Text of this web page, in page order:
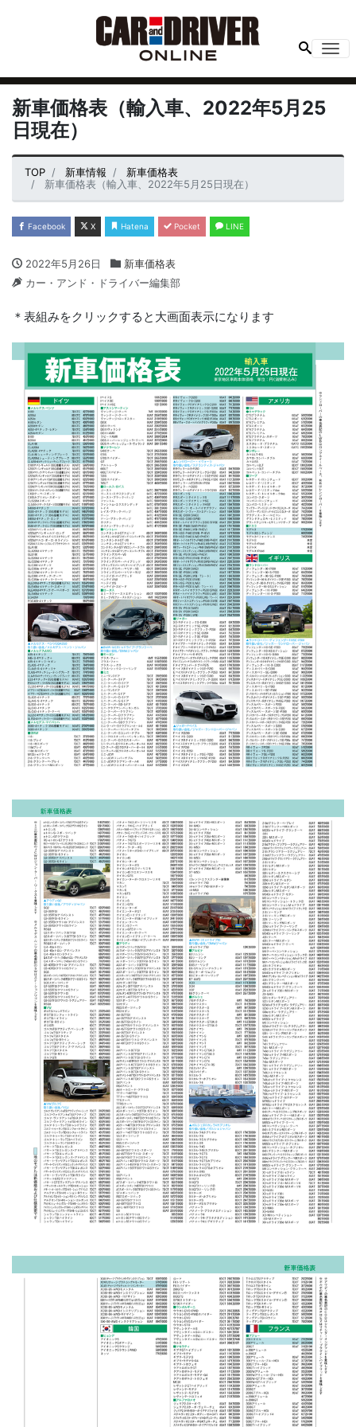
新車価格表（輸入車、2022年5月25
日現在）
TOP 新車情報
新車価格表
新車価格表（輸入車、2022年5月25日現在）
Facebook X Hatena Pocket LINE
2022年5月26日
新車価格表
カー・アンド・ドライバー編集部
＊表組みをクリックすると大画面表示になります